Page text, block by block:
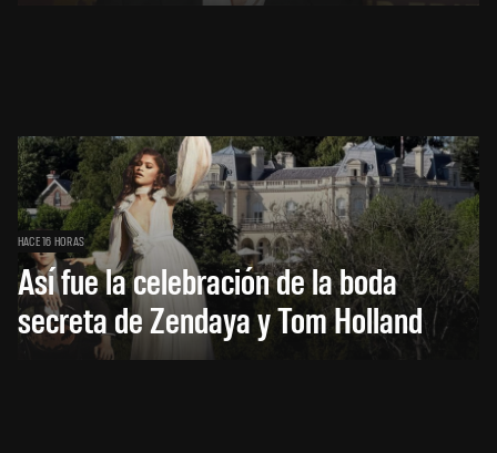
HACE 16 HORAS
Así fue la celebración de la boda
secreta de Zendaya y Tom Holland